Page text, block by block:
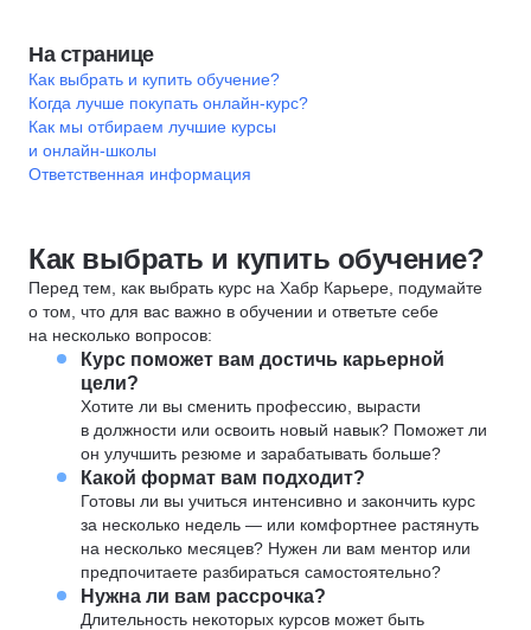
На странице
Как выбрать и купить обучение?
Когда лучше покупать онлайн-курс?
Как мы отбираем лучшие курсы
и онлайн-школы
Ответственная информация
Как выбрать и купить обучение?
Перед тем, как выбрать курс на Хабр Карьере, подумайте
о том, что для вас важно в обучении и ответьте себе
на несколько вопросов:
Курс поможет вам достичь карьерной
цели?
Хотите ли вы сменить профессию, вырасти
в должности или освоить новый навык? Поможет ли
он улучшить резюме и зарабатывать больше?
Какой формат вам подходит?
Готовы ли вы учиться интенсивно и закончить курс
за несколько недель — или комфортнее растянуть
на несколько месяцев? Нужен ли вам ментор или
предпочитаете разбираться самостоятельно?
Нужна ли вам рассрочка?
Длительность некоторых курсов может быть